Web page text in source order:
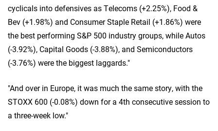
cyclicals into defensives as Telecoms (+2.25%), Food &
Bev (+1.98%) and Consumer Staple Retail (+1.86%) were
the best performing S&P 500 industry groups, while Autos
(-3.92%), Capital Goods (-3.88%), and Semiconductors
(-3.76%) were the biggest laggards."
"And over in Europe, it was much the same story, with the
STOXX 600 (-0.08%) down for a 4th consecutive session to
a three-week low."